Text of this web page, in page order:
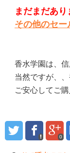
まだまだあり
その他のセー
香水学園は、
当然ですが、
ご安心してご
0